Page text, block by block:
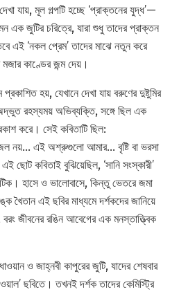
যায়, মূল গল্পটি হচ্ছে ‘প্রাক্তনের যুদ্ধ’—
এক জুটির চরিত্রে, যারা শুধু তাদের প্রাক্তন
এই ‘নকল প্রেম’ তাদের মাঝে নতুন করে
কাণ্ডের জন্ম দেয়।
হয়, যেখানে দেখা যায় বরুণের দুষ্টুমির
রহস্যময় অভিব্যক্তি, সঙ্গে ছিল এক
করে। সেই কবিতাটি ছিল:
নয়… এই অশ্রুগুলো আমার… বৃষ্টি বা ভরসা
কবিতাই বুঝিয়েছিল, ‘সানি সংস্কারী’
হাসে ও ভালোবাসে, কিন্তু ভেতরে জমা
খৈতান এই ছবির মাধ্যমে দর্শকদের জানিয়ে
জীবনের রঙিন আবেগের এক মনস্তাত্ত্বিক
ও জাহ্নবী কাপুরের জুটি, যাদের শেষবার
ছবিতে। তখনই দর্শক তাদের কেমিস্ট্রি